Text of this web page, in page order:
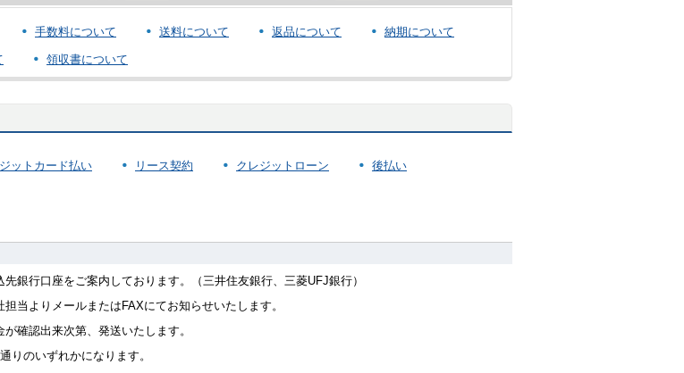
手数料について 送料について 返品について 納期について
領収書について
ットカード払い リース契約 クレジットローン 後払い
銀行口座をご案内しております。（三井住友銀行、三菱UFJ銀行）
当よりメールまたはFAXにてお知らせいたします。
確認出来次第、発送いたします。
りのいずれかになります。